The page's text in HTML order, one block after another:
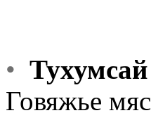
• Тухумсай
Говяжье